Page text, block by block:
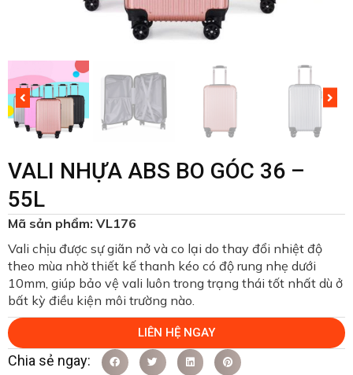
VALI NHỰA ABS BO GÓC 36 –
55L
Mã sản phẩm: VL176
Vali chịu được sự giãn nở và co lại do thay đổi nhiệt độ
theo mùa nhờ thiết kế thanh kéo có độ rung nhẹ dưới
10mm, giúp bảo vệ vali luôn trong trạng thái tốt nhất dù ở
bất kỳ điều kiện môi trường nào.
LIÊN HỆ NGAY